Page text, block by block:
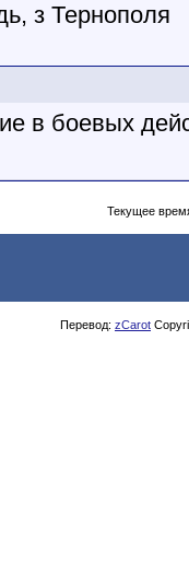
з Тернополя
в боевых
Текущее
Перевод: zCarot